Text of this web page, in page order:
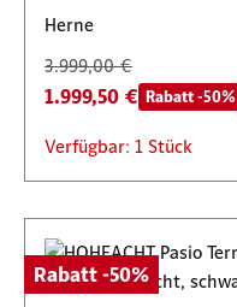
Herne
3.999,00 €
1.999,50 € Rabatt -50%
Verfügbar: 1 Stück
Rabatt -50%